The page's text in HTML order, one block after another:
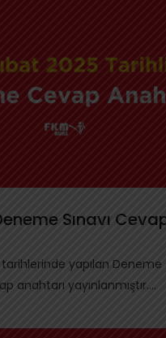
Sınavı
yapılan Deneme
anahtarı yayınlanmıştır.